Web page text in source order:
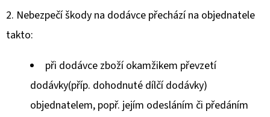
2. Nebezpečí škody na dodávce přechází na objednatele
takto:
při dodávce zboží okamžikem převzetí
dodávky(příp. dohodnuté dílčí dodávky)
objednatelem, popř. jejím odesláním či předáním